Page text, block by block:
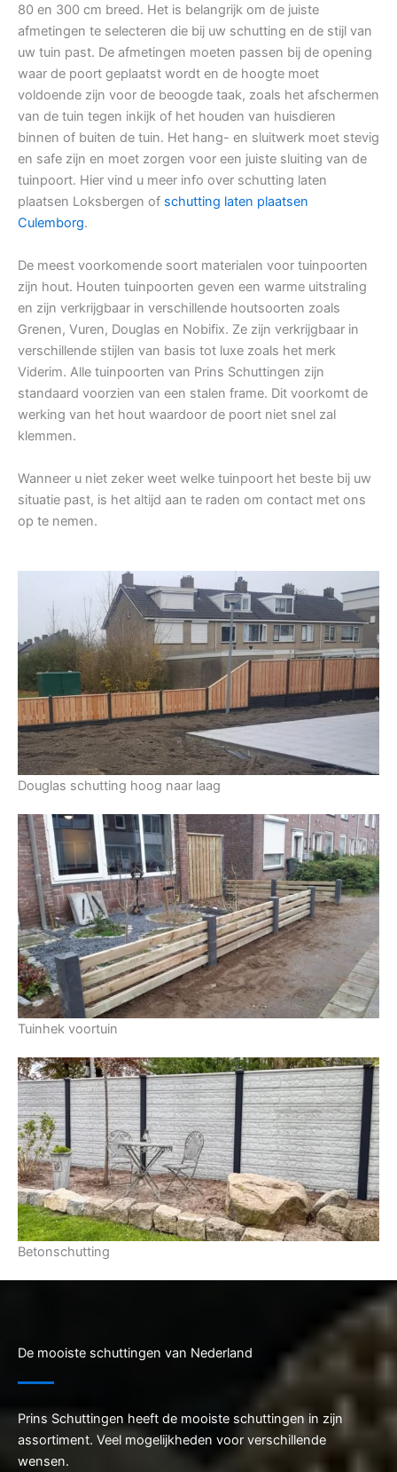
80 en 300 cm breed. Het is belangrijk om de juiste
afmetingen te selecteren die bij uw schutting en de stijl van
uw tuin past. De afmetingen moeten passen bij de opening
waar de poort geplaatst wordt en de hoogte moet
voldoende zijn voor de beoogde taak, zoals het afschermen
van de tuin tegen inkijk of het houden van huisdieren
binnen of buiten de tuin. Het hang- en sluitwerk moet stevig
en safe zijn en moet zorgen voor een juiste sluiting van de
tuinpoort. Hier vind u meer info over schutting laten
plaatsen Loksbergen of schutting laten plaatsen
Culemborg.
De meest voorkomende soort materialen voor tuinpoorten
zijn hout. Houten tuinpoorten geven een warme uitstraling
en zijn verkrijgbaar in verschillende houtsoorten zoals
Grenen, Vuren, Douglas en Nobifix. Ze zijn verkrijgbaar in
verschillende stijlen van basis tot luxe zoals het merk
Viderim. Alle tuinpoorten van Prins Schuttingen zijn
standaard voorzien van een stalen frame. Dit voorkomt de
werking van het hout waardoor de poort niet snel zal
klemmen.
Wanneer u niet zeker weet welke tuinpoort het beste bij uw
situatie past, is het altijd aan te raden om contact met ons
op te nemen.
Douglas schutting hoog naar laag
Tuinhek voortuin
Betonschutting
De mooiste schuttingen van Nederland
Prins Schuttingen heeft de mooiste schuttingen in zijn
assortiment. Veel mogelijkheden voor verschillende
wensen.